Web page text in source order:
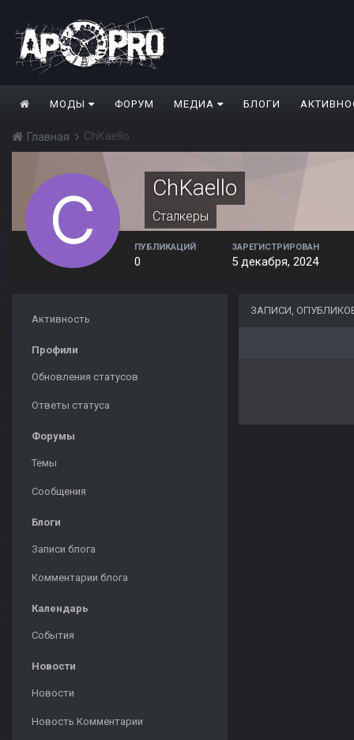
МОДЫ ФОРУМ МЕДИА БЛОГИ
Главная ChKaello
ChKaello
Сталкеры
ПУБЛИКАЦИЙ
0
ЗАРЕГИСТРИРОВАН
5 декабря, 2024
Активность
Профили
Обновления статусов
Ответы статуса
Форумы
Темы
Сообщения
Блоги
Записи блога
Комментарии блога
Календарь
События
Новости
Новости
Новость Комментарии
ЗАПИСИ,